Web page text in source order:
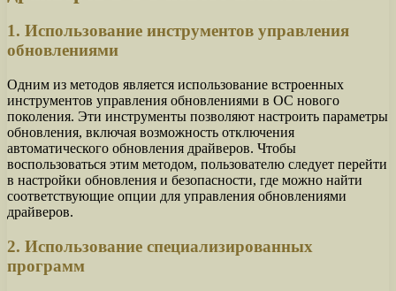
1. Использование инструментов управления
обновлениями
Одним из методов является использование встроенных
инструментов управления обновлениями в ОС нового
поколения. Эти инструменты позволяют настроить параметры
обновления, включая возможность отключения
автоматического обновления драйверов. Чтобы
воспользоваться этим методом, пользователю следует перейти
в настройки обновления и безопасности, где можно найти
соответствующие опции для управления обновлениями
драйверов.
2. Использование специализированных
программ